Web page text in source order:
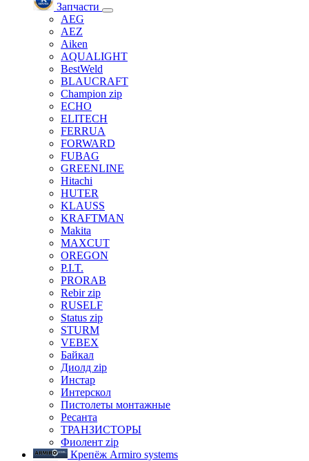
Запчасти
AEG
AEZ
Aiken
AQUALIGHT
BestWeld
BLAUCRAFT
Champion zip
ECHO
ELITECH
FERRUA
FORWARD
FUBAG
GREENLINE
Hitachi
HUTER
KLAUSS
KRAFTMAN
Makita
MAXCUT
OREGON
P.I.T.
PRORAB
Rebir zip
RUSELF
Status zip
STURM
VEBEX
Байкал
Диолд zip
Инстар
Интерскол
Пистолеты монтажные
Ресанта
ТРАНЗИСТОРЫ
Фиолент zip
Крепёж Armiro systems